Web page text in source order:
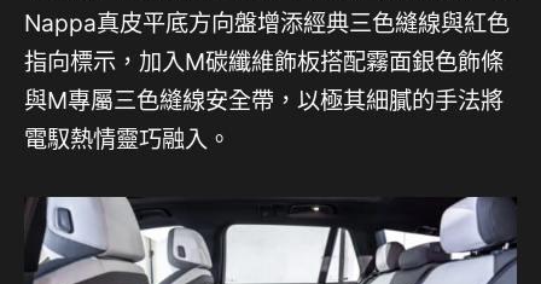
Nappa真皮平底方向盤增添經典三色縫線與紅色
指向標示，加入M碳纖維飾板搭配霧面銀色飾條
與M專屬三色縫線安全帶，以極其細膩的手法將
電馭熱情靈巧融入。